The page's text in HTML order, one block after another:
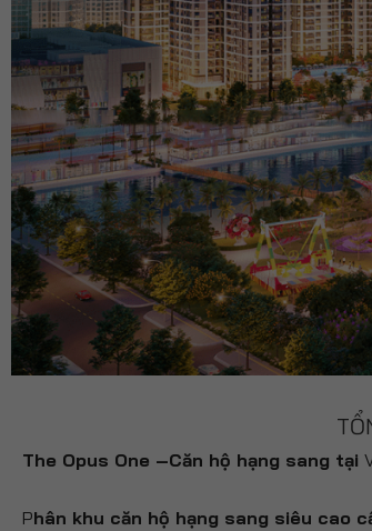
The Opus One –Căn hộ hạng sang tại
Phân khu căn hộ hạng sang siêu cao